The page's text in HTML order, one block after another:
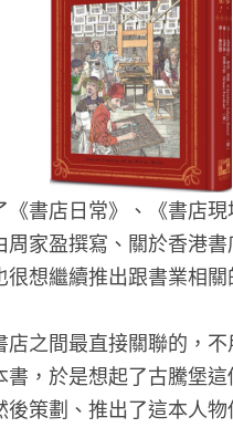
《書店日常》、《書店
周家盈撰寫、關於香港
很想繼續推出跟書業相關
店之間最直接關聯的，
書，於是想起了古騰堡
後策劃、推出了這本人